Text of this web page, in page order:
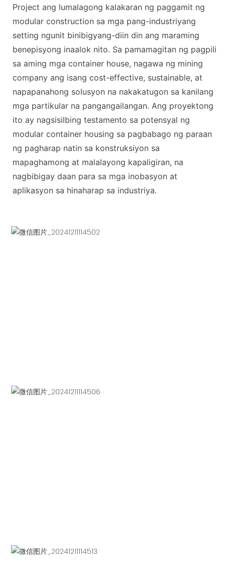
Project ang lumalagong kalakaran ng paggamit ng
modular construction sa mga pang-industriyang
setting ngunit binibigyang-diin din ang maraming
benepisyong inaalok nito. Sa pamamagitan ng pagpili
sa aming mga container house, nagawa ng mining
company ang isang cost-effective, sustainable, at
napapanahong solusyon na nakakatugon sa kanilang
mga partikular na pangangailangan. Ang proyektong
ito ay nagsisilbing testamento sa potensyal ng
modular container housing sa pagbabago ng paraan
ng pagharap natin sa konstruksiyon sa
mapaghamong at malalayong kapaligiran, na
nagbibigay daan para sa mga inobasyon at
aplikasyon sa hinaharap sa industriya.